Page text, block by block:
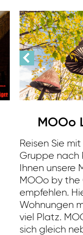
MOOo
Reisen Sie
Gruppe nach
Ihnen unsere
MOOo by
empfehlen.
Wohnungen
viel Platz.
sich gleich